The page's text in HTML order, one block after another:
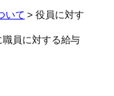
いて >役員に対す
員に対する給与